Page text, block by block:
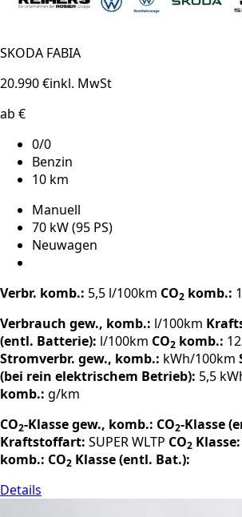
SKODA FABIA
20.990 €inkl. MwSt
ab €
0/0
Benzin
10 km
Manuell
70 kW (95 PS)
Neuwagen
Verbr. komb.: 5,5 l/100km CO2 komb.:
Verbrauch gew., komb.: l/100km
(entl. Batterie): l/100km CO2 komb.:
Stromverbr. gew., komb.: kWh/100km
(bei rein elektrischem Betrieb): 5,5
komb.: g/km
CO2-Klasse gew., komb.: CO2-Klasse
Kraftstoffart: SUPERWLTP CO2 Klasse:
komb.: CO2 Klasse (entl. Bat.):
Details